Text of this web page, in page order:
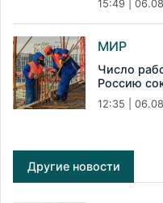
15:49 | 06.08
МИР
Число
Россию
12:35 | 06.08
Другие новости